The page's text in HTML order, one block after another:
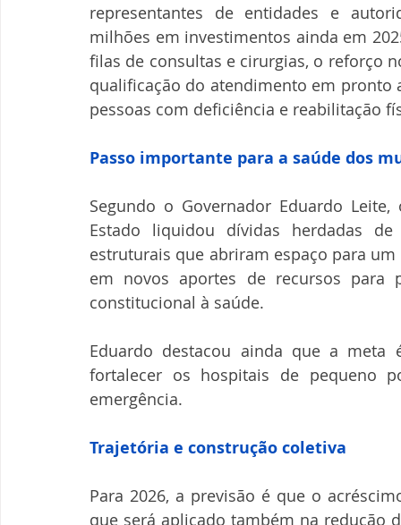
representantes de entidades e
milhões em investimentos ainda em
filas de consultas e cirurgias, o reforço
qualificação do atendimento em pronto
Passo importante para a saúde dos
Segundo o Governador Eduardo
Estado liquidou dívidas herdadas
estruturais que abriram espaço para
em novos aportes de recursos para
constitucional à saúde.
Eduardo destacou ainda que a
fortalecer os hospitais de pequeno
emergência.
Trajetória e construção coletiva
Para 2026, a previsão é que o
que será aplicado também na redução